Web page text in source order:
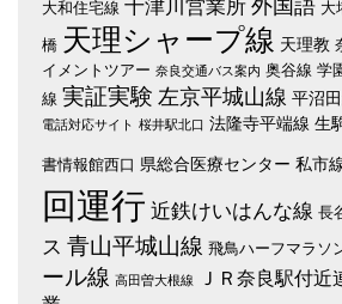
大和住宅線 十津川営業所 外国語 大
橋 天理シャープ線 天理教
イメントツアー 奈良交通バス案内 奥谷線 学
線 実証実験 左京平城山線 平沼
電話対応サイト 桜井駅北口 法隆寺平端線 生
書情報館西口 県総合医療センター 私市
回運行 近鉄けいはんな線 長
ス 青山平城山線 飛鳥ハーフマラソ
ール線 高田曽大根線
ＪＲ奈良駅付